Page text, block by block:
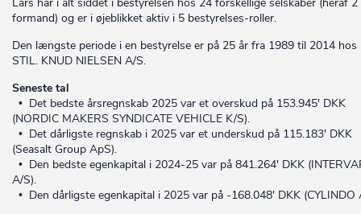
formand) og er i øjeblikket aktiv i 5 bestyrelses-roller.
Den længste periode i en bestyrelse er på 25 år fra 1989 til 2014 hos
STIL. KNUD NIELSEN A/S.
Seneste tal
• Det bedste årsregnskab 2025 var et overskud på 153.945' DKK
(NORDIC MAKERS SYNDICATE VEHICLE K/S).
• Det dårligste regnskab i 2025 var et underskud på 115.183' DKK
(Seasalt Group ApS).
• Den bedste egenkapital i 2024-25 var på 841.264' DKK
A/S).
• Den dårligste egenkapital i 2025 var på -168.048' DKK (CYLINDO